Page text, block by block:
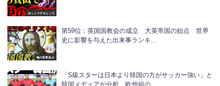
ゆっくりするところ
俺の世界史ch
第59位：英国国教会の成立 大英帝国の始点 世界
史に影響を与えた出来事ランキ…
「S級スターは日本より韓国の方がサッカー強い」と
韓国メディアが分析、欧州組の…